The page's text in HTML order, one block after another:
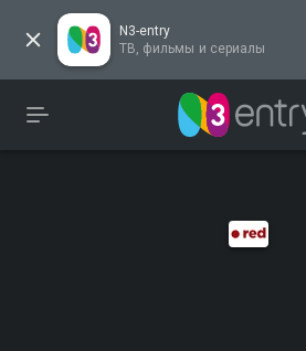
N3-entry
ТВ, фильмы и сериалы